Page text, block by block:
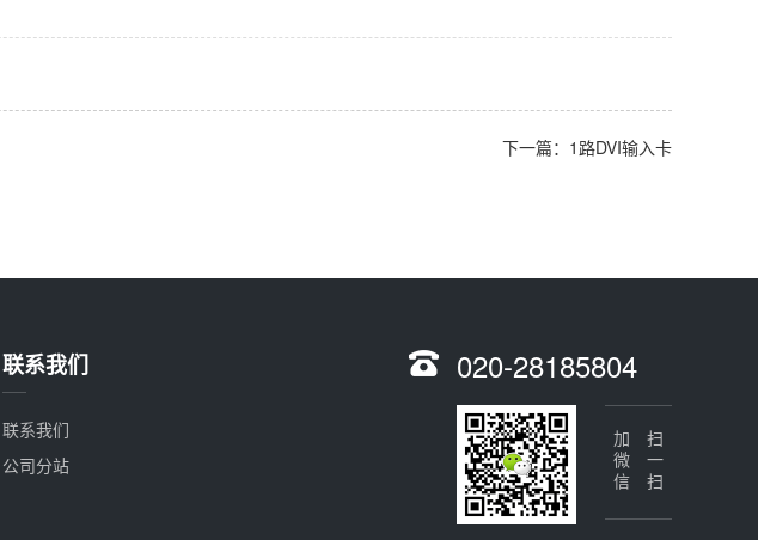
下一篇：1路DVI输入卡
联系我们
联系我们
公司分站
020-28185804
扫一扫
加微信